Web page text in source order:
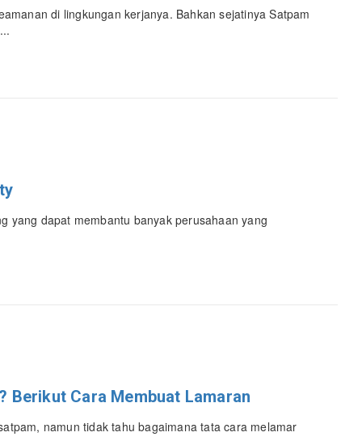
di lingkungan kerjanya. Bahkan sejatinya Satpam
yang dapat membantu banyak perusahaan yang
Berikut Cara Membuat Lamaran
namun tidak tahu bagaimana tata cara melamar